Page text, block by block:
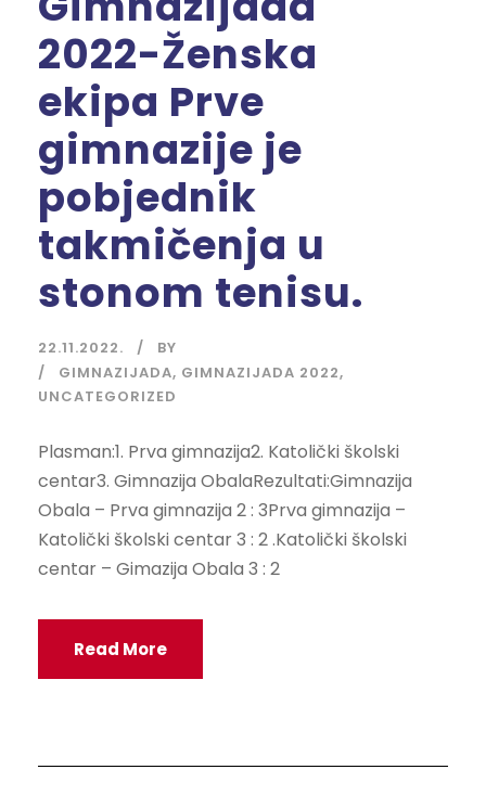
2022-Ženska
ekipa Prve
gimnazije je
pobjednik
takmičenja u
stonom tenisu.
22.11.2022.
BY
GIMNAZIJADA, GIMNAZIJADA 2022,
UNCATEGORIZED
Plasman:1. Prva gimnazija2. Katolički školski
centar3. Gimnazija ObalaRezultati:Gimnazija
Obala – Prva gimnazija 2 : 3Prva gimnazija –
Katolički školski centar 3 : 2 .Katolički školski
centar – Gimazija Obala 3 : 2
Read More